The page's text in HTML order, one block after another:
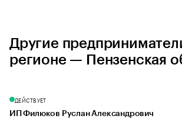
Другие
регионе — Пензенская
ДЕЙСТВУЕТ
ИП Филюков Руслан Александрович